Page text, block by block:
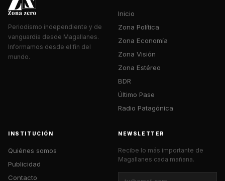
Periodismo independiente y de
vanguardia desde Magallanes.
Informamos desde el fin del
mundo.
Inicio
Zona Política
Zona Economía
Zona Visión
Zona Estéreo
BDR
Último Pase
Radio Patagónica
INSTITUCIÓN
Quiénes somos
Publicidad
Contacto
NEWSLETTER
Recibe lo más importante de
Magallanes cada mañana.